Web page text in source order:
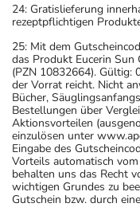
24: Gratislieferung
rezeptpflichtigen
25: Mit dem
das Produkt Eucerin
(PZN 10832664). Gültig:
der Vorrat reicht. Nicht
Bücher,
Bestellungen über
Aktionsvorteilen
einzulösen unter
Eingabe des
Vorteils automatisch
behalten uns das Recht
wichtigen Grundes zu
Gutschein bzw. durch